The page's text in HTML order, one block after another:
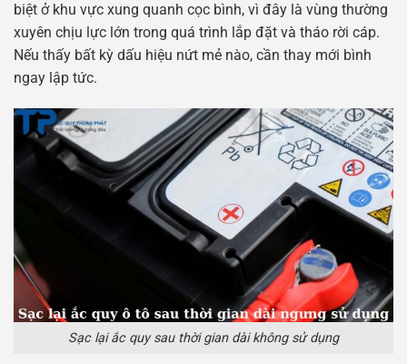
biệt ở khu vực xung quanh cọc bình, vì đây là vùng thường
xuyên chịu lực lớn trong quá trình lắp đặt và tháo rời cáp.
Nếu thấy bất kỳ dấu hiệu nứt mẻ nào, cần thay mới bình
ngay lập tức.
Sạc lại ắc quy sau thời gian dài không sử dụng